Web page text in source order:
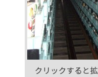
クリックすると